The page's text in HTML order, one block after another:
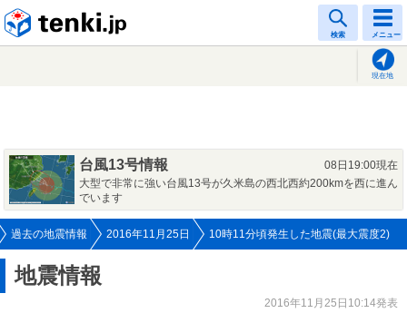
検索 メニュー
現在地
台風13号情報
08日19:00現在
大型で非常に強い台風13号が久米島の西北西約200kmを西に進ん
でいます
過去の地震情報 2016年11月25日 10時11分頃発生した地震(最大震度2)
地震情報
2016年11月25日10:14発表